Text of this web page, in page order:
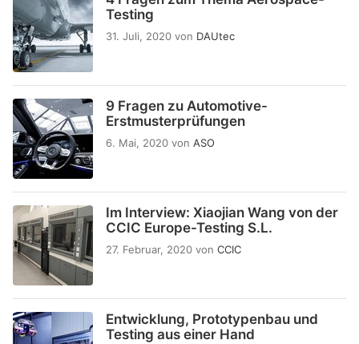
Testing
31. Juli, 2020 von DAUtec
9 Fragen zu Automotive-
Erstmusterprüfungen
6. Mai, 2020 von ASO
Im Interview: Xiaojian Wang von der
CCIC Europe-Testing S.L.
27. Februar, 2020 von CCIC
Entwicklung, Prototypenbau und
Testing aus einer Hand